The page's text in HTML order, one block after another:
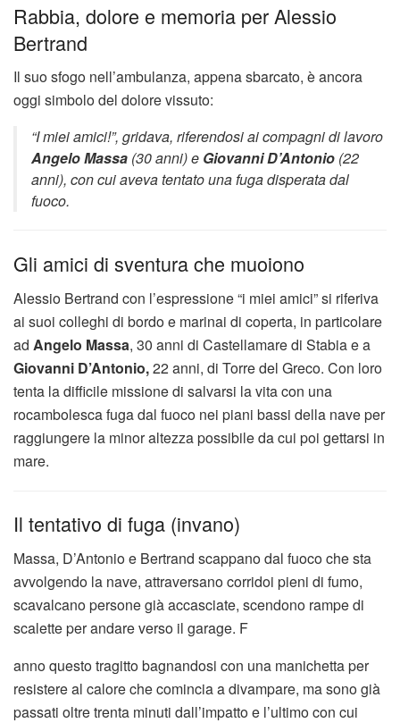
Rabbia, dolore e memoria per Alessio
Bertrand
Il suo sfogo nell’ambulanza, appena sbarcato, è ancora
oggi simbolo del dolore vissuto:
“I miei amici!”, gridava, riferendosi ai compagni di lavoro
Angelo Massa (30 anni) e Giovanni D’Antonio (22
anni), con cui aveva tentato una fuga disperata dal
fuoco.
Gli amici di sventura che muoiono
Alessio Bertrand con l’espressione “i miei amici” si riferiva
ai suoi colleghi di bordo e marinai di coperta, in particolare
ad Angelo Massa, 30 anni di Castellamare di Stabia e a
Giovanni D’Antonio,22 anni, di Torre del Greco. Con loro
tenta la difficile missione di salvarsi la vita con una
rocambolesca fuga dal fuoco nei piani bassi della nave per
raggiungere la minor altezza possibile da cui poi gettarsi in
mare.
Il tentativo di fuga (invano)
Massa, D’Antonio e Bertrand scappano dal fuoco che sta
avvolgendo la nave, attraversano corridoi pieni di fumo,
scavalcano persone già accasciate, scendono rampe di
scalette per andare verso il garage. F
anno questo tragitto bagnandosi con una manichetta per
resistere al calore che comincia a divampare, ma sono già
passati oltre trenta minuti dall’impatto e l’ultimo con cui